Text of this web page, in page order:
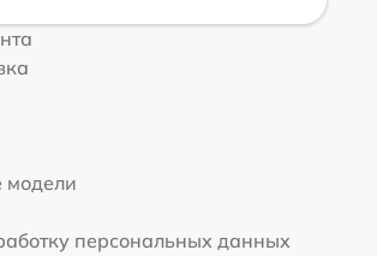
модели
персональных данных